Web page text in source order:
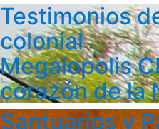
Testimonios
colonial
Megalopolis
corazón de la
Santuarios y